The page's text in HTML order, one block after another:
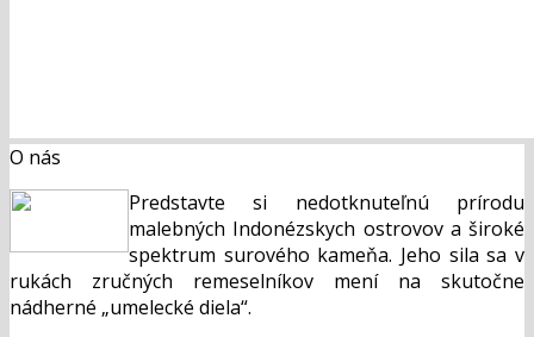
O nás
Predstavte si nedotknuteľnú prírodu
malebných Indonézskych ostrovov a široké
spektrum surového kameňa. Jeho sila sa v
rukách zručných remeselníkov mení na skutočne
nádherné „umelecké diela“.